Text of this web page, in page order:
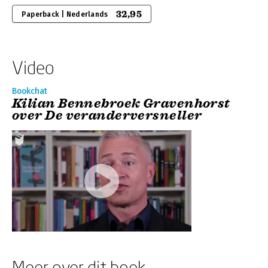
Paperback | Nederlands 32,95
Video
Bookchat
Kilian Bennebroek Gravenhorst
over De veranderversneller